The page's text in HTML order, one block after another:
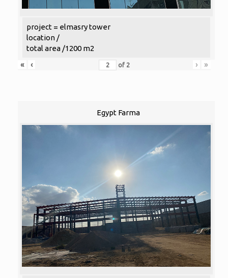
project = elmasry tower
location /
total area /1200 m2
«
‹ of 2 › »
Egypt Farma